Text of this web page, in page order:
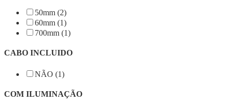
50mm (2)
60mm (1)
700mm (1)
CABO INCLUIDO
NÃO (1)
COM ILUMINAÇÃO